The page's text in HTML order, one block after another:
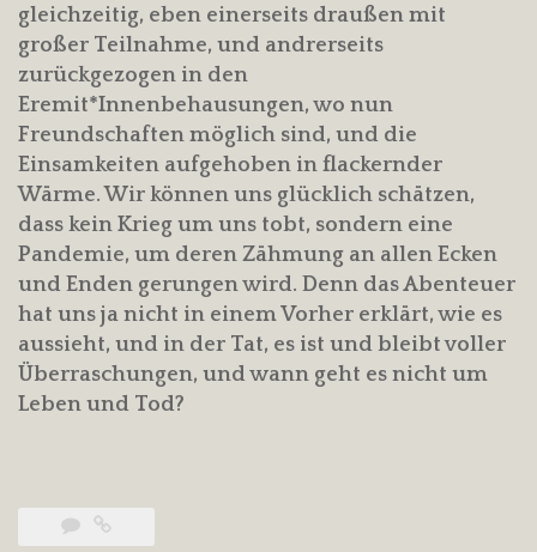
gleichzeitig, eben einerseits draußen mit
großer Teilnahme, und andrerseits
zurückgezogen in den
Eremit*Innenbehausungen, wo nun
Freundschaften möglich sind, und die
Einsamkeiten aufgehoben in flackernder
Wärme. Wir können uns glücklich schätzen,
dass kein Krieg um uns tobt, sondern eine
Pandemie, um deren Zähmung an allen Ecken
und Enden gerungen wird. Denn das Abenteuer
hat uns ja nicht in einem Vorher erklärt, wie es
aussieht, und in der Tat, es ist und bleibt voller
Überraschungen, und wann geht es nicht um
Leben und Tod?